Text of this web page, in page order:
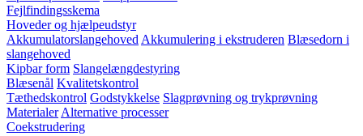
Fejlfindingsskema
Hoveder og hjælpeudstyr
Akkumulatorslangehoved Akkumulering i ekstruderen Blæsedorn i
slangehoved
Kipbar form Slangelængdestyring
Blæsenål Kvalitetskontrol
Tæthedskontrol Godstykkelse Slagprøvning og trykprøvning
Materialer Alternative processer
Coekstrudering